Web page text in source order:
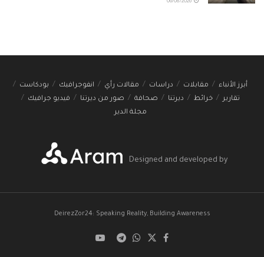
أبرز الأنباء مقابلات دراسات مقالات رأي انفوجرافيك
بودكاست
تقارير
خرائط ديرتنا صحافة صور من ديرتنا
فيديو جرافيك
مجلة الدير
Designed and developed by
DeirezZor24: Speaking Reality, Building Awareness